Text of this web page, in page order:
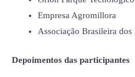
Empresa Agromillora
Associação Brasileira
Depoimentos das participantes